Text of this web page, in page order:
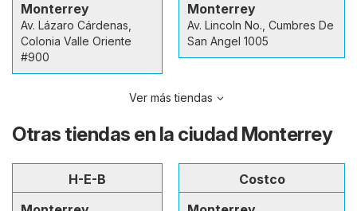
Monterrey
Av. Lázaro Cárdenas,
Colonia Valle Oriente
#900
Monterrey
Av. Lincoln No., Cumbres De
San Angel 1005
Ver más tiendas
Otras tiendas en la ciudad Monterrey
H-E-B
Costco